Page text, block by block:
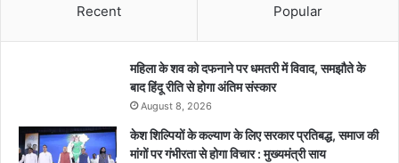
Recent Popular
महिला के शव को दफनाने पर धमतरी में विवाद, समझौते के
बाद हिंदू रीति से होगा अंतिम संस्कार
August 8, 2026
केश शिल्पियों के कल्याण के लिए सरकार प्रतिबद्ध, समाज की
मांगों पर गंभीरता से होगा विचार : मुख्यमंत्री साय